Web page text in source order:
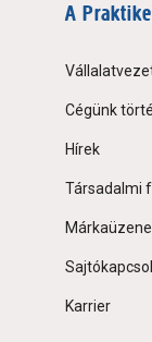
A
Cégünk
Hírek
Társadalmi
Karrier